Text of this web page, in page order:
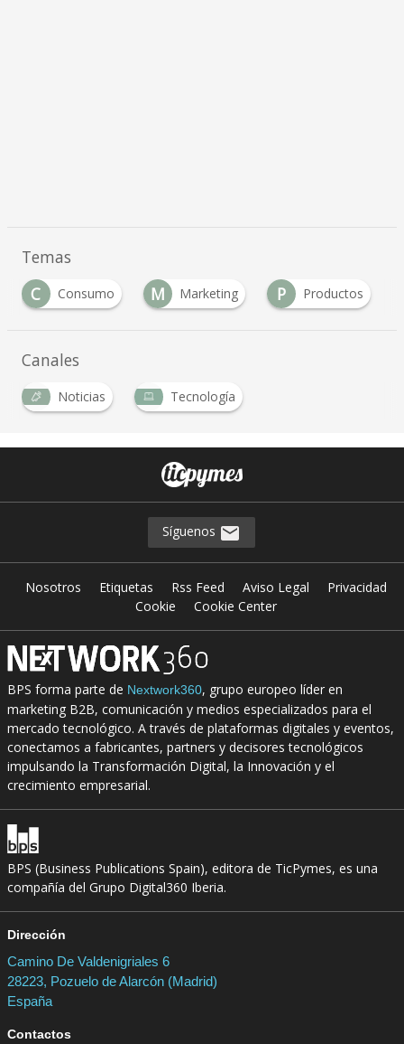
Temas
C
Consumo M Marketing P Productos
Canales
Noticias Tecnología
Síguenos
Nosotros Etiquetas Rss Feed Aviso Legal
Privacidad
Cookie
Cookie Center
BPS forma parte de Nextwork360, grupo europeo líder en
marketing B2B, comunicación y medios especializados para el
mercado tecnológico. A través de plataformas digitales y eventos,
conectamos a fabricantes, partners y decisores tecnológicos
impulsando la Transformación Digital, la Innovación y el
crecimiento empresarial.
BPS (Business Publications Spain), editora de TicPymes, es una
compañía del Grupo Digital360 Iberia.
Dirección
Camino De Valdenigriales 6
28223, Pozuelo de Alarcón (Madrid)
España
Contactos